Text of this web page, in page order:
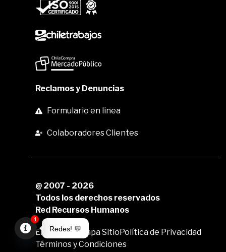
Reclamos y Denuncias
Formulario en linea
Colaboradores Clientes
@ 2007 - 2026
Todos los derechos reservados
Red Recursos Humanos
Envia tu CVMapa SitioPolítica de Privacidad
Términos y Condiciones
Redes! 💬
Open
4